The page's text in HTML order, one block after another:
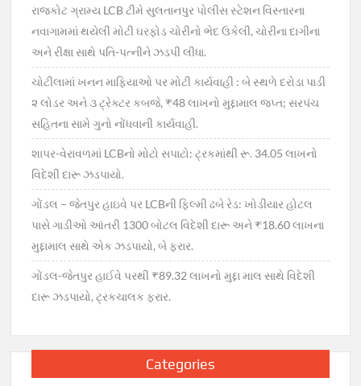
રાજકોટ ગ્રામ્ય LCB ટીમે સુલતાનપુર પોલીસ સ્ટેશન વિસ્તારના
નવાગામમાં થયેલી મોટી ઘરફોડ ચોરીનો ભેદ ઉકેલી, ચોરીના દાગીના
અને રીક્ષા સાથે પતિ-પત્નીને ઝડપી લીધા.
ચોટીલામાં ખનન માફિયાઓ પર મોટી કાર્યવાહી : બે સ્થળે દરોડા પાડી
૨ લોડર અને ૩ ટ્રેક્ટર કબજે, ₹48 લાખનો મુદ્દામાલ જપ્ત; સરપંચ
સહિતના સામે ગુનો નોંધવાની કાર્યવાહી.
શાપર-વેરાવળમાં LCBનો મોટો સપાટો: ટ્રકમાંથી રૂ. 34.05 લાખનો
વિદેશી દારૂ ઝડપાયો.
ગોંડલ – જેતપુર હાઇવે પર LCBની ફિલ્મી ઢબે રેડ: ખોડીયાર હોટલ
પાસે ગાડીઓ આંતરી 1300 બોટલ વિદેશી દારૂ અને ₹18.60 લાખના
મુદ્દામાલ સાથે એક ઝડપાયો, બે ફરાર.
ગોંડલ-જેતપુર હાઈવે પરથી ₹89.32 લાખનો મુદ્દા માલ સાથે વિદેશી
દારૂ ઝડપાયો, ટ્રકચાલક ફરાર.
Categories